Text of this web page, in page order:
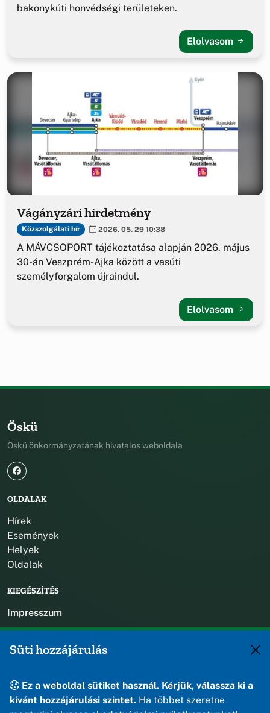
bakonykúti honvédségi területeken.
Elolvasom
Vágányzári hirdetmény
Közszolgálati hír 2026. 05. 29 10:38
A MÁVCSOPORT tájékoztatása alapján 2026. május
30-án Veszprém-Ajka között a vasúti
személyforgalom újraindul.
Elolvasom
Öskü
Öskü önkormányzatának hivatalos weboldala
OLDALAK
Hírek
Események
Helyek
Oldalak
KIEGÉSZÍTÉS
Impresszum
+36 88 588 560
jegyzo@osku.hu
8191 Öskü, Szabadság tér 1.
Süti hozzájárulás
Ez a weboldal sütiket használ. Kérjük, válassza ki a
kívánt hozzájárulási szintet. Ha többet szeretne